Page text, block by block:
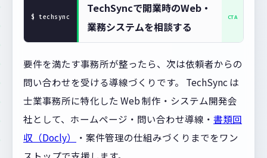
TechSyncで開業時のWeb・
業務システムを相談する
要件を満たす事務所が整ったら、次は依頼者からの
問い合わせを受ける導線づくりです。 TechSync は
士業事務所に特化した Web 制作・システム開発会
社として、ホームページ・問い合わせ導線・ 書類回
収（Docly）
・案件管理の仕組みづくりまでをワン